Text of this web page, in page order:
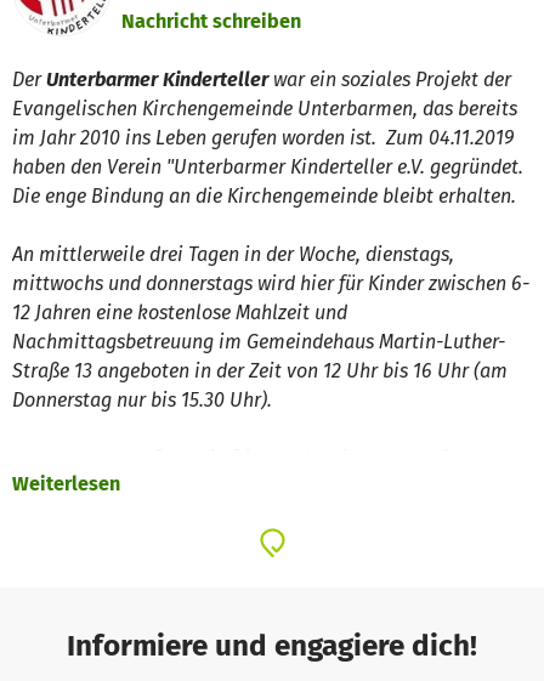
Nachricht schreiben
DerUnterbarmer Kindertellerwar ein soziales Projekt der
Evangelischen Kirchengemeinde Unterbarmen, das bereits
im Jahr 2010 ins Leben gerufen worden ist. Zum 04.11.2019
haben den Verein "Unterbarmer Kinderteller e.V. gegründet.
Die enge Bindung an die Kirchengemeinde bleibt erhalten.
An mittlerweile drei Tagen in der Woche, dienstags,
mittwochs und donnerstags wird hier für Kinder zwischen 6-
12 Jahren eine kostenlose Mahlzeit und
Nachmittagsbetreuung im Gemeindehaus Martin-Luther-
Straße 13 angeboten in der Zeit von 12 Uhr bis 16 Uhr (am
Donnerstag nur bis 15.30 Uhr).
Mittagessen, Hausaufgabenbetreuung und Bastel- sowie
Religionszugehörigkeitspielen dabei keine Rolle.
Weiterlesen
Informiere und engagiere dich!